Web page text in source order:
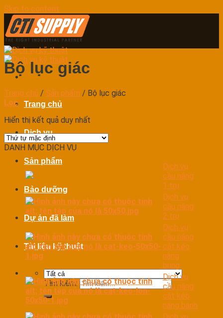
Skip to content
Trang chủ
Dịch vụ
Sản phẩm
Bảo dưỡng
Dự án đã làm
Tài liệu kỹ thuật
Tìm kiếm:
Bộ lục giác
Trang chủ / Sản phẩm / Bộ lục giác
Lọc
Hiển thị kết quả duy nhất
DANH MỤC DỊCH VỤ
Dịch vụ
cầu nâng
1 trụ
Dịch vụ
cầu nâng
2 trụ
Dịch vụ
cầu nâng
cắt kéo
nâng
bụng
Dịch vụ
cầu nâng
cắt kéo
nâng bánh